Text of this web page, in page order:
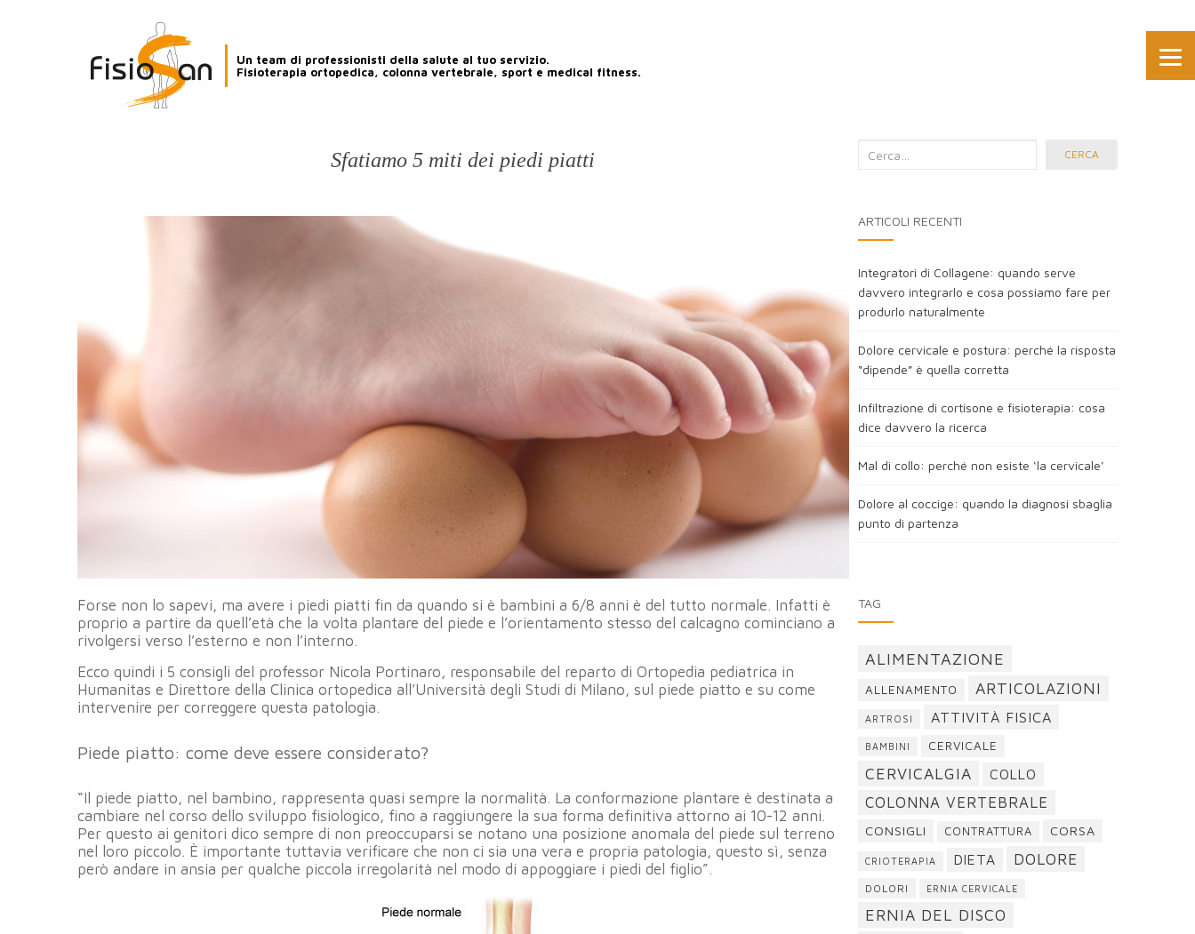
Un team di professionisti della salute al tuo servizio.
Fisioterapia ortopedica, colonna vertebrale, sport e medical fitness.
Sfatiamo 5 miti dei piedi piatti
Forse non lo sapevi, ma avere i piedi piatti fin da quando si è bambini a 6/8 anni è del tutto normale. Infatti è
proprio a partire da quell’età che la volta plantare del piede e l’orientamento stesso del calcagno cominciano a
rivolgersi verso l’esterno e non l’interno.
Ecco quindi i 5 consigli del professor Nicola Portinaro, responsabile del reparto di Ortopedia pediatrica in
Humanitas e Direttore della Clinica ortopedica all’Università degli Studi di Milano, sul piede piatto e su come
intervenire per correggere questa patologia.
Piede piatto: come deve essere considerato?
“Il piede piatto, nel bambino, rappresenta quasi sempre la normalità. La conformazione plantare è destinata a
cambiare nel corso dello sviluppo fisiologico, fino a raggiungere la sua forma definitiva attorno ai 10-12 anni.
Per questo ai genitori dico sempre di non preoccuparsi se notano una posizione anomala del piede sul terreno
nel loro piccolo. È importante tuttavia verificare che non ci sia una vera e propria patologia, questo sì, senza
però andare in ansia per qualche piccola irregolarità nel modo di appoggiare i piedi del figlio”.
Cerca
CERCA
ARTICOLI RECENTI
Integratori di Collagene: quando serve
davvero integrarlo e cosa possiamo fare per
produrlo naturalmente
Dolore cervicale e postura: perché la risposta
“dipende” è quella corretta
Infiltrazione di cortisone e fisioterapia: cosa
dice davvero la ricerca
Mal di collo: perché non esiste ‘la cervicale’
Dolore al coccige: quando la diagnosi sbaglia
punto di partenza
TAG
ALIMENTAZIONE
ALLENAMENTO ARTICOLAZIONI
ARTROSI ATTIVITÀ FISICA
BAMBINI CERVICALE
CERVICALGIA COLLO
COLONNA VERTEBRALE
CONSIGLI CONTRATTURA CORSA
CRIOTERAPIA DIETA DOLORE
DOLORI ERNIA CERVICALE
ERNIA DEL DISCO